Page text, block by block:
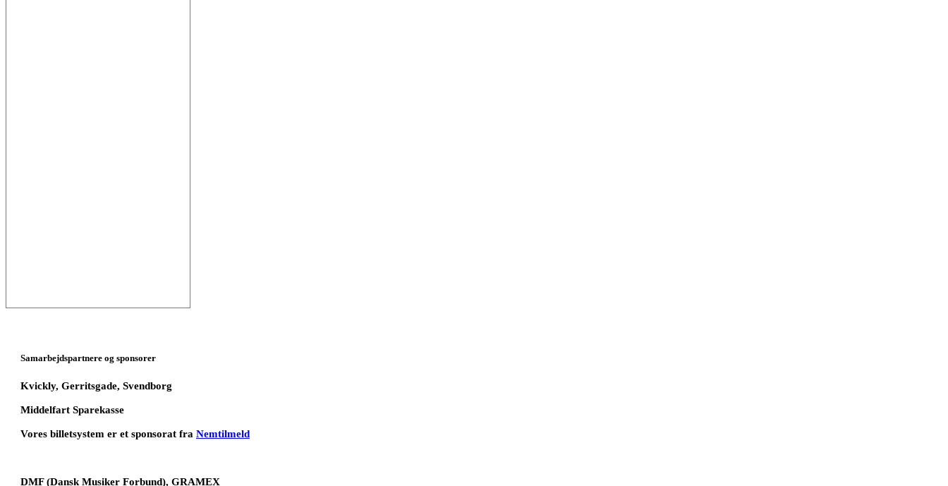
Samarbejdspartnere og sponsorer
Kvickly, Gerritsgade, Svendborg
Middelfart Sparekasse
Vores billetsystem er et sponsorat fra Nemtilmeld
DMF (Dansk Musiker Forbund), GRAMEX